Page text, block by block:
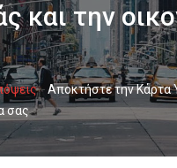
και την
-Aποκτήστε την Κάρτα
σας